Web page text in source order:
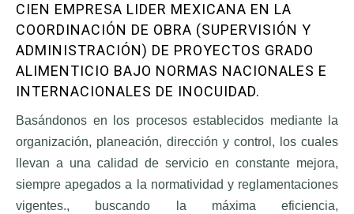
Galería Obra Eléctrica
Galería Diseño e Ingenierías
Galería de Proyecto Ejecutivo
NOSOTROS
Contacto
Currículum
Bolsa de Trabajo
CIEN EMPRESA LIDER MEXICANA EN LA
COORDINACIÓN DE OBRA (SUPERVISIÓN Y
ADMINISTRACIÓN) DE PROYECTOS GRADO
ALIMENTICIO BAJO NORMAS NACIONALES E
INTERNACIONALES DE INOCUIDAD.
Basándonos en los procesos establecidos mediante la
organización, planeación, dirección y control, los cuales
llevan a una calidad de servicio en constante mejora,
siempre apegados a la normatividad y reglamentaciones
vigentes., buscando la máxima eficiencia,